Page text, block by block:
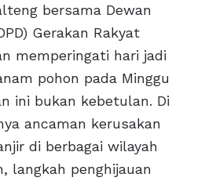
bersama Dewan
Gerakan Rakyat
memperingati hari jadi
pohon pada Minggu
ini bukan kebetulan. Di
ancaman kerusakan
di berbagai wilayah
langkah penghijauan